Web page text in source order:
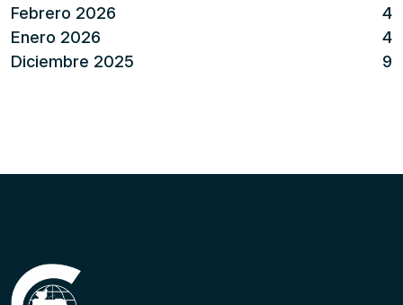
Febrero 2026
4
Enero 2026
4
Diciembre 2025
9